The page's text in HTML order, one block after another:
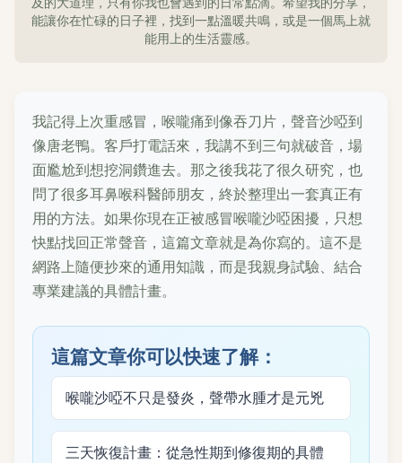
能讓你在忙碌的日子裡，找到一點溫暖共鳴，或是一個馬上就
能用上的生活靈感。
我記得上次重感冒，喉嚨痛到像吞刀片，聲音沙啞到
像唐老鴨。客戶打電話來，我講不到三句就破音，場
面尷尬到想挖洞鑽進去。那之後我花了很久研究，也
問了很多耳鼻喉科醫師朋友，終於整理出一套真正有
用的方法。如果你現在正被感冒喉嚨沙啞困擾，只想
快點找回正常聲音，這篇文章就是為你寫的。這不是
網路上隨便抄來的通用知識，而是我親身試驗、結合
專業建議的具體計畫。
這篇文章你可以快速了解：
喉嚨沙啞不只是發炎，聲帶水腫才是元兇
三天恢復計畫：從急性期到修復期的具體